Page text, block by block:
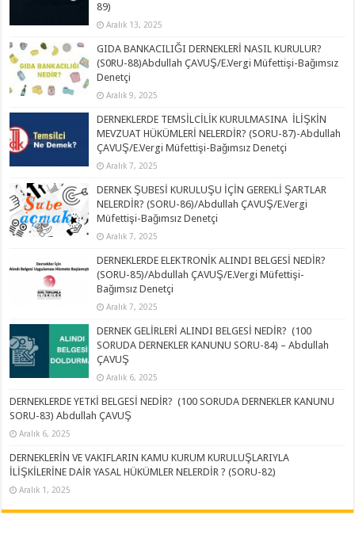
89)
Aralık 13, 2025
GIDA BANKACILIĞI DERNEKLERİ NASIL KURULUR?
(S0RU-88)Abdullah ÇAVUŞ/E.Vergi Müfettişi-Bağımsız
Denetçi
Aralık 9, 2025
DERNEKLERDE TEMSİLCİLİK KURULMASINA İLİŞKİN
MEVZUAT HÜKÜMLERİ NELERDİR? (SORU-87)-Abdullah
ÇAVUŞ/E.Vergi Müfettişi-Bağımsız Denetçi
Aralık 7, 2025
DERNEK ŞUBESİ KURULUŞU İÇİN GEREKLİ ŞARTLAR
NELERDİR? (SORU-86)/Abdullah ÇAVUŞ/E.Vergi
Müfettişi-Bağımsız Denetçi
Aralık 7, 2025
DERNEKLERDE ELEKTRONİK ALINDI BELGESİ NEDİR?
(SORU-85)/Abdullah ÇAVUŞ/E.Vergi Müfettişi-
Bağımsız Denetçi
Aralık 7, 2025
DERNEK GELİRLERİ ALINDI BELGESİ NEDİR? (100
SORUDA DERNEKLER KANUNU SORU-84) – Abdullah
ÇAVUŞ
Aralık 6, 2025
DERNEKLERDE YETKİ BELGESİ NEDİR? (100 SORUDA DERNEKLER KANUNU
SORU-83) Abdullah ÇAVUŞ
Aralık 6, 2025
DERNEKLERİN VE VAKIFLARIN KAMU KURUM KURULUŞLARIYLA
İLİŞKİLERİNE DAİR YASAL HÜKÜMLER NELERDİR ? (SORU-82)
Aralık 1, 2025